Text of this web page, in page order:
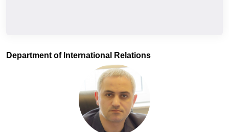
Department of International Relations